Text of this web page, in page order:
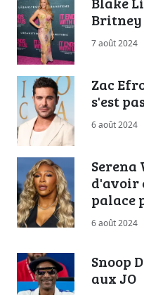
Britney
7 août 2024
Zac
s'est
6 août 2024
d'avoir
palace
6 août 2024
Snoop
aux JO